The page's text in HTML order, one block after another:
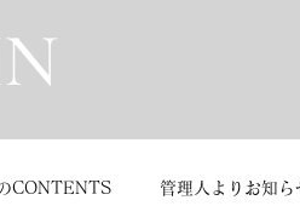
CONTENTS 管理人よりお知ら